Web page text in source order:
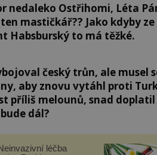
nedaleko Ostřihomi, Léta
mastičkář?? Jako kdyby
Habsburský to má těžké.
český trůn, ale musel
aby znovu vytáhl proti
příliš melounů, snad
dál?
léčba